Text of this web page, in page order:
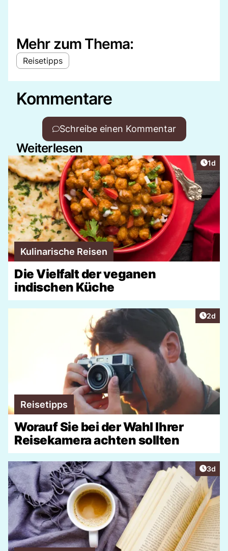
Mehr zum Thema:
Reisetipps
Kommentare
Schreibe einen Kommentar
Weiterlesen
1d
Kulinarische Reisen
Die Vielfalt der veganen
indischen Küche
2d
Reisetipps
Worauf Sie bei der Wahl Ihrer
Reisekamera achten sollten
3d